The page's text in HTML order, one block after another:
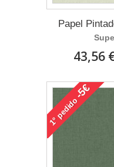
Papel
43,56
1°
pedido
-5€